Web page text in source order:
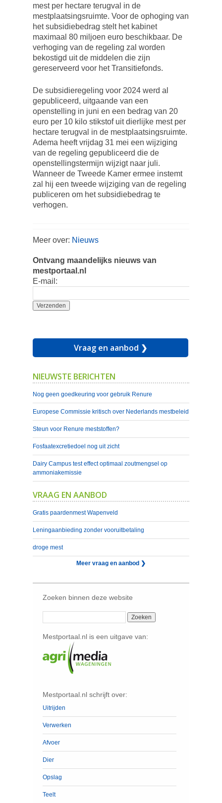
mest per hectare terugval in de
mestplaatsingsruimte. Voor de ophoging van
het subsidiebedrag stelt het kabinet
maximaal 80 miljoen euro beschikbaar. De
verhoging van de regeling zal worden
bekostigd uit de middelen die zijn
gereserveerd voor het Transitiefonds.
De subsidieregeling voor 2024 werd al
gepubliceerd, uitgaande van een
openstelling in juni en een bedrag van 20
euro per 10 kilo stikstof uit dierlijke mest per
hectare terugval in de mestplaatsingsruimte.
Adema heeft vrijdag 31 mei een wijziging
van de regeling gepubliceerd die de
openstellingstermijn wijzigt naar juli.
Wanneer de Tweede Kamer ermee instemt
zal hij een tweede wijziging van de regeling
publiceren om het subsidiebedrag te
verhogen.
Meer over: Nieuws
Ontvang maandelijks nieuws van
mestportaal.nl
E-mail:
Vraag en aanbod ❯
NIEUWSTE BERICHTEN
Nog geen goedkeuring voor gebruik Renure
Europese Commissie kritisch over Nederlands mestbeleid
Steun voor Renure meststoffen?
Fosfaatexcretiedoel nog uit zicht
Dairy Campus test effect optimaal zoutmengsel op
ammoniakemissie
VRAAG EN AANBOD
Gratis paardenmest Wapenveld
Leningaanbieding zonder vooruitbetaling
droge mest
Meer vraag en aanbod ❯
Zoeken binnen deze website
Mestportaal.nl is een uitgave van:
Mestportaal.nl schrijft over:
Uitrijden
Verwerken
Afvoer
Dier
Opslag
Teelt